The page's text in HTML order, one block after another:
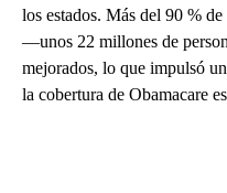
los estados. Más del 90 %
—unos 22 millones de
mejorados, lo que impulsó
la cobertura de Obamacare